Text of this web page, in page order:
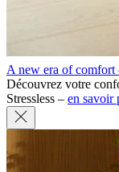
A new era of comfort
Découvrez votre
Stressless – en savoir